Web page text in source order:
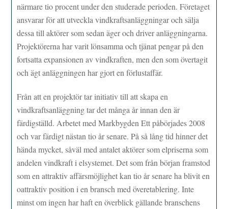
närmare tio procent under den studerade perioden. Företaget
ansvarar för att utveckla vindkraftsanläggningar och sälja
dessa till aktörer som sedan äger och driver anläggningarna.
Projektörerna har varit lönsamma och tjänat pengar på den
fortsatta expansionen av vindkraften, men den som övertagit
och ägt anläggningen har gjort en förlustaffär.
Från att en projektör tar initiativ till att skapa en
vindkraftsanläggning tar det många år innan den är
färdigställd. Arbetet med Markbygden Ett påbörjades 2008
och var färdigt nästan tio år senare. På så lång tid hinner det
hända mycket, såväl med antalet aktörer som elpriserna som
andelen vindkraft i elsystemet. Det som från början framstod
som en attraktiv affärsmöjlighet kan tio år senare ha blivit en
oattraktiv position i en bransch med överetablering. Inte
minst om ingen har haft en överblick gällande branschens